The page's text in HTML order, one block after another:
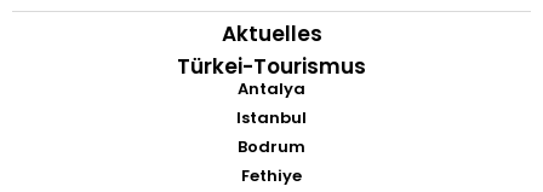
Aktuelles
Türkei-Tourismus
Antalya
Istanbul
Bodrum
Fethiye